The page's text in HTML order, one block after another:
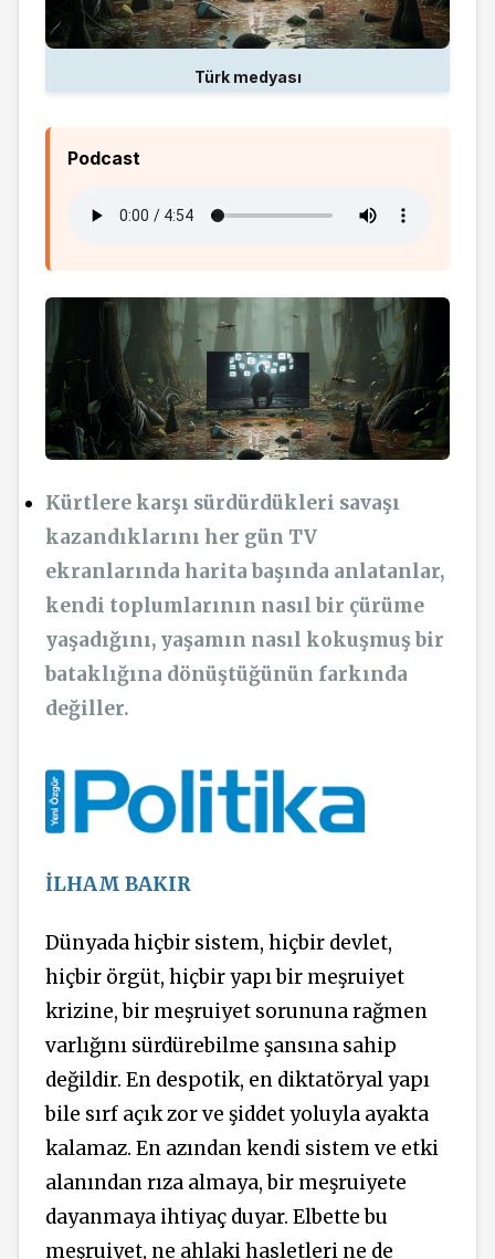
Türk medyası
Podcast
Kürtlere karşı sürdürdükleri savaşı
kazandıklarını her gün TV
ekranlarında harita başında anlatanlar,
kendi toplumlarının nasıl bir çürüme
yaşadığını, yaşamın nasıl kokuşmuş bir
bataklığına dönüştüğünün farkında
değiller.
İLHAM BAKIR
Dünyada hiçbir sistem, hiçbir devlet,
hiçbir örgüt, hiçbir yapı bir meşruiyet
krizine, bir meşruiyet sorununa rağmen
varlığını sürdürebilme şansına sahip
değildir. En despotik, en diktatöryal yapı
bile sırf açık zor ve şiddet yoluyla ayakta
kalamaz. En azından kendi sistem ve etki
alanından rıza almaya, bir meşruiyete
dayanmaya ihtiyaç duyar. Elbette bu
meşruiyet, ne ahlaki hasletleri ne de